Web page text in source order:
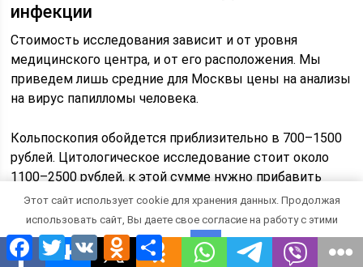
инфекции
Стоимость исследования зависит и от уровня
медицинского центра, и от его расположения. Мы
приведем лишь средние для Москвы цены на анализы
на вирус папилломы человека.
Кольпоскопия обойдется приблизительно в 700–1500
рублей. Цитологическое исследование стоит около
1100–2500 рублей, к этой сумме нужно прибавить
стоимость забора мазка — 300–600 рублей.
Гистологическое исследование стоит 2000–3000
рублей, а забор биоптата — около 400 рублей.
Facebook
TwitterVK Odnoklassniki
Отправить
Этот сайт использует cookie для хранения данных. Продолжая
использовать сайт, Вы даете свое согласие на работу с этими
файлами.
OK